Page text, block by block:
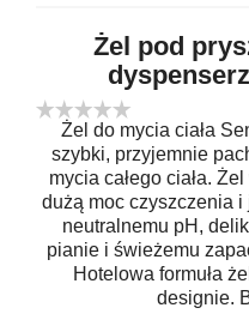
Żel pod
Żel do mycia ciała
szybki, przyjemnie
mycia całego ciała.
dużą moc czyszczenia
neutralnemu pH,
pianie i świeżemu
Hotelowa formuła
designie.